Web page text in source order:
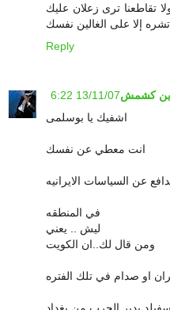
تقاطعنا ترى زعلان عليك
إلا على الغالين نفسك
Reply
كشمش
اشفيك يا بوسلمى
انت معطي عن نفسك
عن السياسات الايرانيه
في المنطقه
ليش .. يعني
ومن قال لك..ان الكويت
او صدام في تلك الفتره
يدير الحرب من بغداد